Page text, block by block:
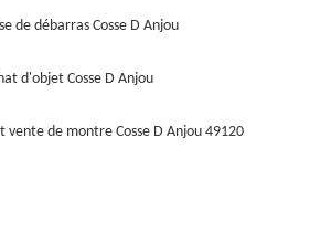
de débarras Cosse D Anjou
d'objet Cosse D Anjou
vente de montre Cosse D Anjou 49120